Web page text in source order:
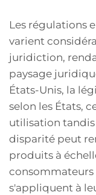
Les régulations
varient
juridiction,
paysage
États-Unis, la
selon les États,
utilisation
disparité peut
produits à
consommateurs
s'appliquent à